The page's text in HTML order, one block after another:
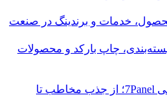
خدمات و برندینگ در صنعت
چاپ بارکد و محصولات
خدمات شبکه‌های اجتماعی 7Panel؛ از جذب مخاطب تا